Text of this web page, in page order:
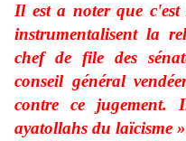
Il est a noter que
instrumentalisent la
chef de file des
conseil général
contre ce jugement.
ayatollahs du laïcisme